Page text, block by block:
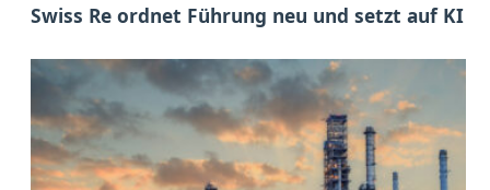
Swiss Re ordnet Führung neu und setzt auf KI